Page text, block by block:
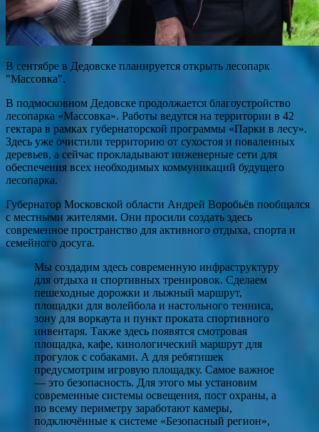
В сентябре в Дедовске планируется открыть лесопарк
"Массовка".
В подмосковном Дедовске продолжается благоустройство
лесопарка «Массовка». Работы ведутся на территории в 42
гектара в рамках губернаторской программы «Парки в лесу».
Здесь уже очистили территорию от сухостоя и поваленных
деревьев, а сейчас прокладывают инженерные сети для
обеспечения всех необходимых коммуникаций будущего
лесопарка.
Губернатор Московской области Андрей Воробьёв пообщался
с местными жителями. Они просили создать здесь
современное пространство для активного отдыха, спорта и
семейного досуга.
Мы создадим здесь современную инфраструктуру
для отдыха и спортивных тренировок. Сделаем
пешеходные дорожки и лыжный маршрут,
площадки для волейбола и настольного тенниса,
зону для воркаута и пункт проката спортивного
инвентаря. Также здесь появятся смотровая
площадка, кафе, кинологический маршрут для
прогулок с собаками. А для ребятишек
предусмотрим игровую площадку. Самое важное
— это безопасность. Для этого мы установим
современные системы освещения, пост охраны, а
по всему периметру заработают камеры,
подключённые к системе «Безопасный регион»,